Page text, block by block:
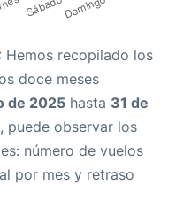
: Hemos recopilado los
doce meses
de 2025 hasta 31 de
puede observar los
número de vuelos
por mes y retraso